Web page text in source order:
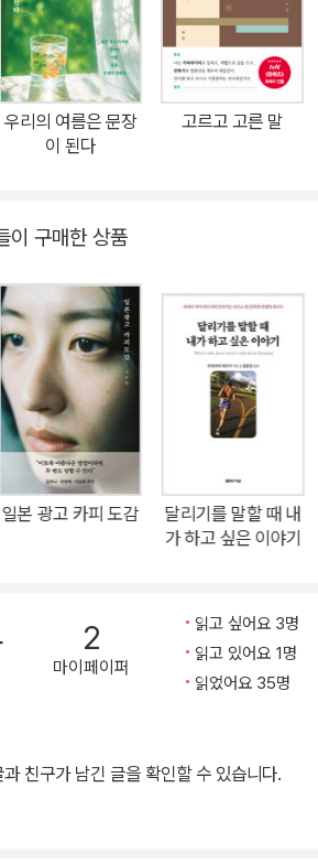
, 1개의 오탈자만 있어도 도로 아미타불이
작업이다. 그럼에도 그녀는 오늘도 한 사람
중히 골라 공들여 탑을 쌓는다. 11년 차
세이 《카피라이터의 일》에는 카피라이터
일, 수면 아래에 있어 보이지 않았던 카피
다 그랬잖아〉와 5.8만 팔로워 계정 〈도보마
에게 묻고 들은 ‘일에 관한 다양한 답’도 수
인생을 지탱하는 한 문장은 무엇일지, 일을
게 한 것은 무엇일지 등 한 시대를 함께 건너
유쾌하고 유머 섞인 제각각의 답변을 들어
를 계속 써나갈 내일에 대한 이야기”를 담았
라이터의 일》에는 쓰는 비결, 쓰고 지우는
제 몫을 해나가는 데에 얽힌 희로애락을 담
름출판의 직업 에세이 ‘닻[dot] 시리즈’의
외치는 전달자, 카피라이터 직업 에세이
사람 카피라이터. 하지만 11년차 카피라이터
이터가 무슨 일을 하냐 물으면 당연히 첫 번
합니다. 하지만 두 번째로 가장 많이 하는
서는 세상의 온갖 좋다는 수식어를 다 붙
라이터는 “읽는 사람을 위해 쓰는 사
우리의 여름은 문장
이 된다
고르고 고른 말
이 구매한 상품
일본 광고 카피 도감
달리기를 말할 때 내
가 하고 싶은 이야기
2
마이페이퍼
읽고 싶어요 3명
읽고 있어요 1명
읽었어요 35명
친구가 남긴 글을 확인할 수 있습니다.